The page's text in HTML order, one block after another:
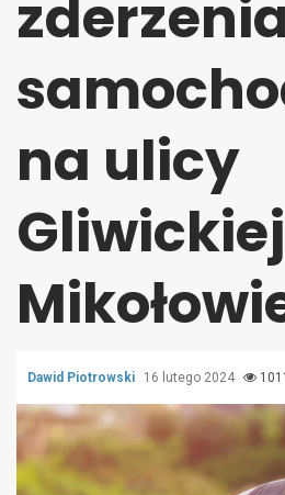
na ulicy
Dawid Piotrowski 16 lutego 2024